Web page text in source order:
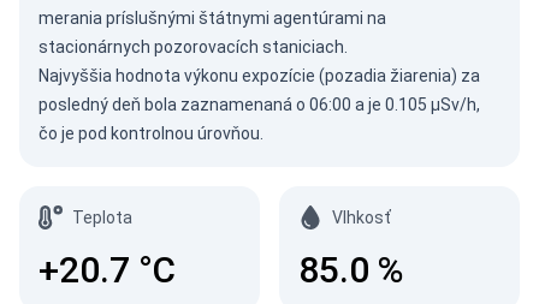
merania príslušnými štátnymi agentúrami na
stacionárnych pozorovacích staniciach.
Najvyššia hodnota výkonu expozície (pozadia žiarenia) za
posledný deň bola zaznamenaná o 06:00 a je 0.105 µSv/h,
čo je pod kontrolnou úrovňou.
Teplota
+20.7 °C
Vlhkosť
85.0 %